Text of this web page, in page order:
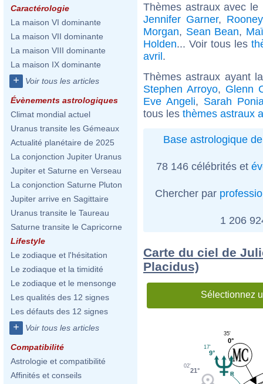
Caractérologie
La maison VI dominante
La maison VII dominante
La maison VIII dominante
La maison IX dominante
+ Voir tous les articles
Évènements astrologiques
Climat mondial actuel
Uranus transite les Gémeaux
Actualité planétaire de 2025
La conjonction Jupiter Uranus
Jupiter et Saturne en Verseau
La conjonction Saturne Pluton
Jupiter arrive en Sagittaire
Uranus transite le Taureau
Saturne transite le Capricorne
Lifestyle
Le zodiaque et l'hésitation
Le zodiaque et la timidité
Le zodiaque et le mensonge
Les qualités des 12 signes
Les défauts des 12 signes
+ Voir tous les articles
Compatibilité
Astrologie et compatibilité
Affinités et conseils
Thèmes astraux avec
Jennifer Garner,
Morgan, Sean Bean,
Holden... Voir tous les
avril.
Thèmes astraux ayant
Stephen Arroyo, Glenn
Eve Angeli, Sarah
tous les thèmes astraux
Base astrologique
78 146 célébrités et
Chercher par
1 206
Carte du ciel de
Placidus)
Sélectionnez
0°
35'
9°
17'
21°
02'